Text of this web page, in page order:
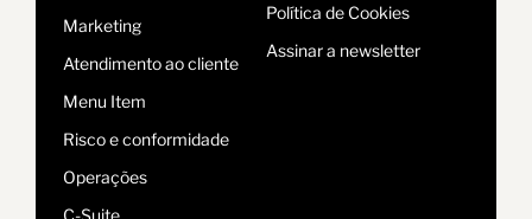
Marketing
Atendimento ao cliente
Menu Item
Risco e conformidade
Operações
C-Suite
Política de Cookies
Assinar a newsletter